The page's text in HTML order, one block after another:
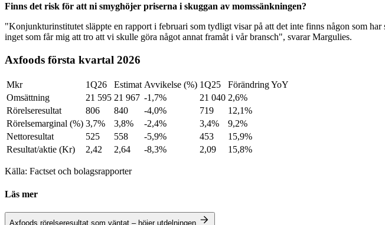
Finns det risk för att ni smyghöjer priserna i skuggan av momssänkningen?
"Konjunkturinstitutet släppte en rapport i februari som tydligt visar på att det inte finns någon som
inget som får mig att tro att vi skulle göra något annat framåt i vår bransch", svarar Margulies.
Axfoods första kvartal 2026
Mkr 1Q26 Estimat Avvikelse (%) 1Q25
Förändring YoY
Omsättning
21 595 21 967 -1,7% 21 040 2,6%
Rörelseresultat
806 840 -4,0% 719
12,1%
Rörelsemarginal (%) 3,7% 3,8% -2,4% 3,4%
9,2%
Nettoresultat
525 558 -5,9% 453
15,9%
Resultat/aktie (Kr)
2,42 2,64 -8,3% 2,09 15,8%
Källa: Factset och bolagsrapporter
Läs mer
Axfoods rörelseresultat som väntat – höjer utdelningen